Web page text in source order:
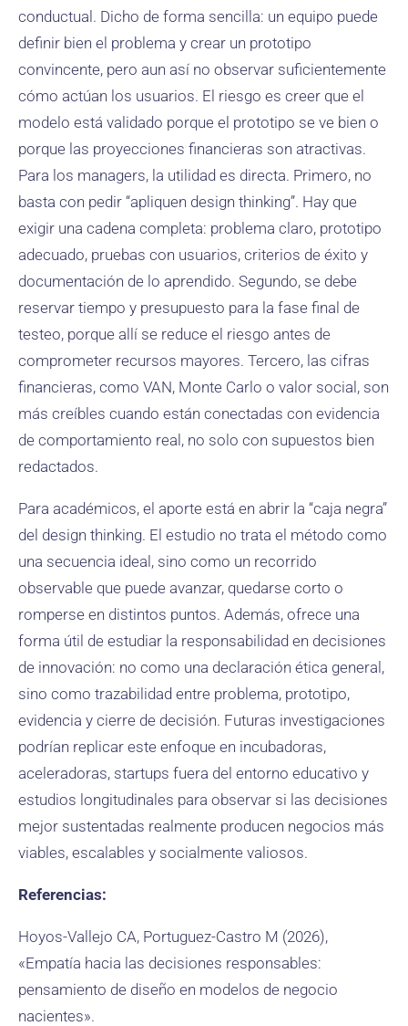
conductual. Dicho de forma sencilla: un equipo puede
definir bien el problema y crear un prototipo
convincente, pero aun así no observar suficientemente
cómo actúan los usuarios. El riesgo es creer que el
modelo está validado porque el prototipo se ve bien o
porque las proyecciones financieras son atractivas.
Para los managers, la utilidad es directa. Primero, no
basta con pedir “apliquen design thinking”. Hay que
exigir una cadena completa: problema claro, prototipo
adecuado, pruebas con usuarios, criterios de éxito y
documentación de lo aprendido. Segundo, se debe
reservar tiempo y presupuesto para la fase final de
testeo, porque allí se reduce el riesgo antes de
comprometer recursos mayores. Tercero, las cifras
financieras, como VAN, Monte Carlo o valor social, son
más creíbles cuando están conectadas con evidencia
de comportamiento real, no solo con supuestos bien
redactados.
Para académicos, el aporte está en abrir la “caja negra”
del design thinking. El estudio no trata el método como
una secuencia ideal, sino como un recorrido
observable que puede avanzar, quedarse corto o
romperse en distintos puntos. Además, ofrece una
forma útil de estudiar la responsabilidad en decisiones
de innovación: no como una declaración ética general,
sino como trazabilidad entre problema, prototipo,
evidencia y cierre de decisión. Futuras investigaciones
podrían replicar este enfoque en incubadoras,
aceleradoras, startups fuera del entorno educativo y
estudios longitudinales para observar si las decisiones
mejor sustentadas realmente producen negocios más
viables, escalables y socialmente valiosos.
Referencias:
Hoyos-Vallejo CA, Portuguez-Castro M (2026),
«Empatía hacia las decisiones responsables:
pensamiento de diseño en modelos de negocio
nacientes».